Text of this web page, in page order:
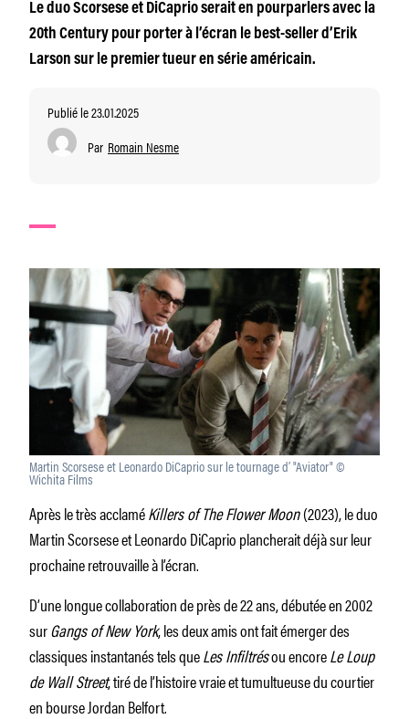
Le duo Scorsese et DiCaprio serait en pourparlers avec la
20th Century pour porter à l’écran le best-seller d’Erik
Larson sur le premier tueur en série américain.
Publié le 23.01.2025
Par Romain Nesme
Martin Scorsese et Leonardo DiCaprio sur le tournage d’ "Aviator" ©
Wichita Films
Après le très acclaméKillers of The Flower Moon(2023), le duo
Martin Scorsese et Leonardo DiCaprio plancherait déjà sur leur
prochaine retrouvaille à l’écran.
D’une longue collaboration de près de 22 ans, débutée en 2002
surGangs of New York, les deux amis ont fait émerger des
classiques instantanés tels queLes Infiltrésou encoreLe Loup
de Wall Street, tiré de l’histoire vraie et tumultueuse du courtier
en bourse Jordan Belfort.